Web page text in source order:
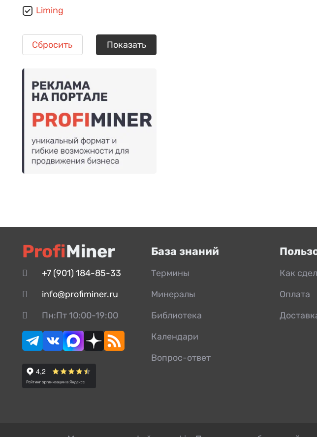
Liming
Показать
Сбросить
ProfiMiner
+7 (901) 184-85-33
info@profiminer.ru
Пн:Пт 10:00-19:00
База знаний
Термины
Минералы
Библиотека
Календари
Вопрос-ответ
Как
Оплата